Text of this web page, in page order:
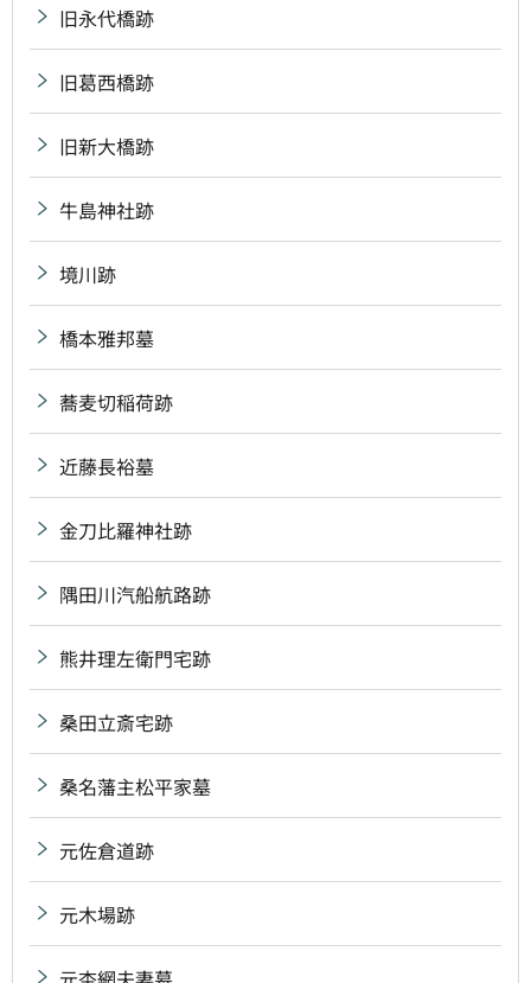
旧永代橋跡
旧葛西橋跡
旧新大橋跡
牛島神社跡
境川跡
橋本雅邦墓
蕎麦切稲荷跡
近藤長裕墓
金刀比羅神社跡
隅田川汽船航路跡
熊井理左衛門宅跡
桑田立斎宅跡
桑名藩主松平家墓
元佐倉道跡
元木場跡